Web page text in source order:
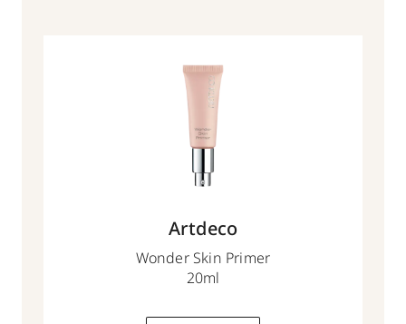
Artdeco
Wonder Skin Primer
20ml